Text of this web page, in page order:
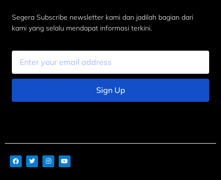
Segera Subscribe newsletter kami dan jadilah bagian dari
kami yang selalu mendapat informasi terkini.
Sign Up